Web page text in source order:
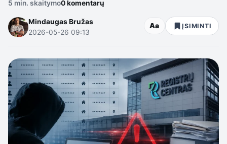
5 min. skaitymo0 komentarų
Mindaugas Bružas
2026-05-26 09:13
Aa ĮSIMINTI